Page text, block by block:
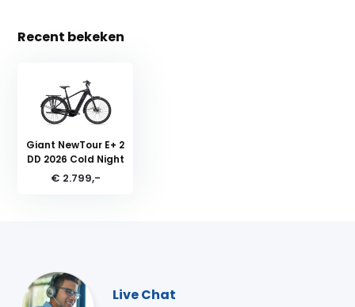
Recent bekeken
Giant NewTour E+ 2
DD 2026 Cold Night
€ 2.799,-
Live Chat